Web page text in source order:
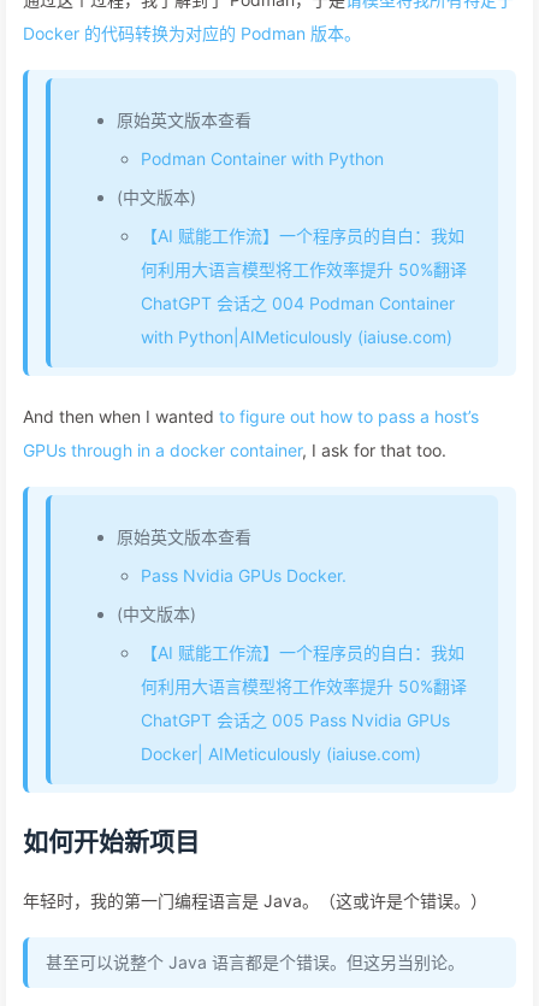
Docker 的代码转换为对应的 Podman 版本。
原始英文版本查看
Podman Container with Python
(中文版本)
【AI 赋能工作流】一个程序员的自白：我如
何利用大语言模型将工作效率提升 50%翻译
ChatGPT 会话之 004 Podman Container
with Python|AIMeticulously (iaiuse.com)
And then when I wanted to figure out how to pass a host’s
GPUs through in a docker container, I ask for that too.
原始英文版本查看
Pass Nvidia GPUs Docker.
(中文版本)
【AI 赋能工作流】一个程序员的自白：我如
何利用大语言模型将工作效率提升 50%翻译
ChatGPT 会话之 005 Pass Nvidia GPUs
Docker| AIMeticulously (iaiuse.com)
如何开始新项目
年轻时，我的第一门编程语言是 Java。（这或许是个错误。）
甚至可以说整个 Java 语言都是个错误。但这另当别论。